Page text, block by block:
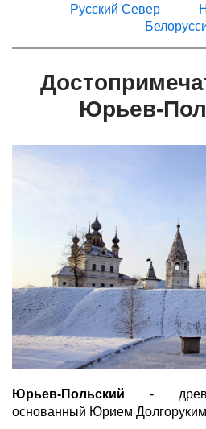
Русский Север
Юрьев-
Юрьев-Польский -
основанный Юрием